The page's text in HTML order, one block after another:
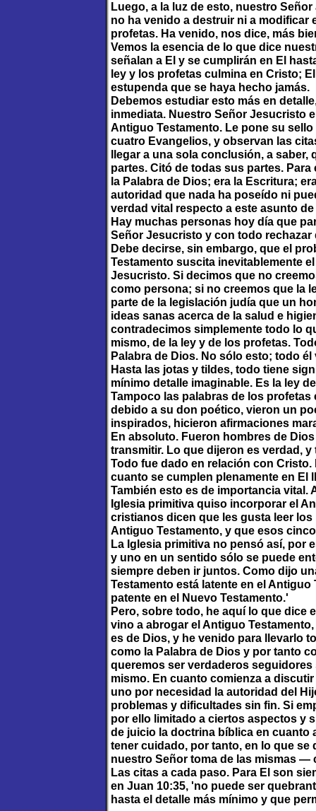
Luego, a la luz de esto, nuestro
no ha venido a destruir ni a modificar
profetas. Ha venido, nos dice, más
Vemos la esencia de lo que dice
señalan a El y se cumplirán en El
ley y los profetas culmina en Cristo;
estupenda que se haya hecho jamás.
Debemos estudiar esto más en
inmediata. Nuestro Señor Jesucristo
Antiguo Testamento. Le pone su
cuatro Evangelios, y observan las
llegar a una sola conclusión, a
partes. Citó de todas sus partes.
la Palabra de Dios; era la Escritura;
autoridad que nada ha poseído ni
verdad vital respecto a este asunto
Hay muchas personas hoy día que
Señor Jesucristo y con todo
Debe decirse, sin embargo, que el
Testamento suscita inevitablemente
Jesucristo. Si decimos que no
como persona; si no creemos que la
parte de la legislación judía que un
ideas sanas acerca de la salud e
contradecimos simplemente todo lo
mismo, de la ley y de los profetas.
Palabra de Dios. No sólo esto; todo
Hasta las jotas y tildes, todo tiene
mínimo detalle imaginable. Es la ley
Tampoco las palabras de los
debido a su don poético, vieron un
inspirados, hicieron afirmaciones
En absoluto. Fueron hombres de
transmitir. Lo que dijeron es verdad,
Todo fue dado en relación con
cuanto se cumplen plenamente en El
También esto es de importancia vital.
Iglesia primitiva quiso incorporar el
cristianos dicen que les gusta leer
Antiguo Testamento, y que esos
La Iglesia primitiva no pensó así, por
y uno en un sentido sólo se puede
siempre deben ir juntos. Como dijo
Testamento está latente en el
patente en el Nuevo Testamento.'
Pero, sobre todo, he aquí lo que dice
vino a abrogar el Antiguo
es de Dios, y he venido para llevarlo
como la Palabra de Dios y por tanto
queremos ser verdaderos
mismo. En cuanto comienza a
uno por necesidad la autoridad del
problemas y dificultades sin fin. Si
por ello limitado a ciertos aspectos y
de juicio la doctrina bíblica en cuanto
tener cuidado, por tanto, en lo que se
nuestro Señor toma de las mismas —
Las citas a cada paso. Para El son
en Juan 10:35, 'no puede ser
hasta el detalle más mínimo y que